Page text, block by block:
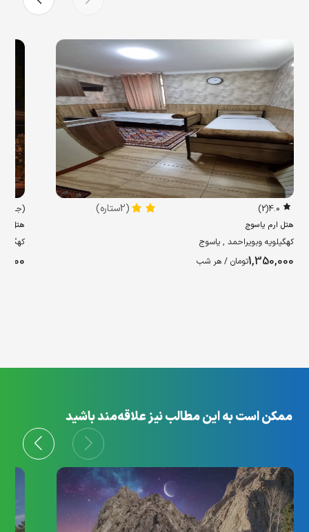
4.0
(2) (2ستاره)
هتل ارم یاسوج
کهگیلویه وبویراحمد , یاسوج
1,350,000تومان / هر شب
(جدید)
هتل
ممکن است به این مطالب نیز علاقه‌مند باشید